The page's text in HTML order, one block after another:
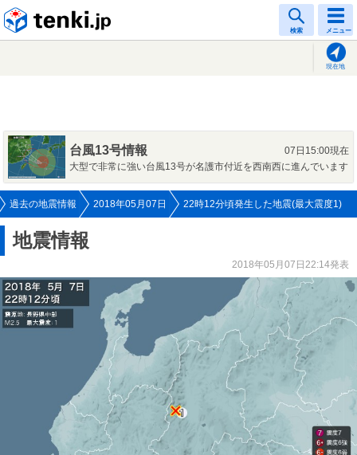
検索 メニュー
現在地
台風13号情報
07日15:00現在
大型で非常に強い台風13号が名護市付近を西南西に進んでいます
過去の地震情報 2018年05月07日 22時12分頃発生した地震(最大震度1)
地震情報
2018年05月07日22:14発表